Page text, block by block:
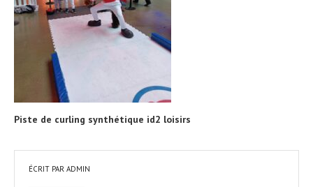
Piste de curling synthétique id2 loisirs
ÉCRIT PAR ADMIN